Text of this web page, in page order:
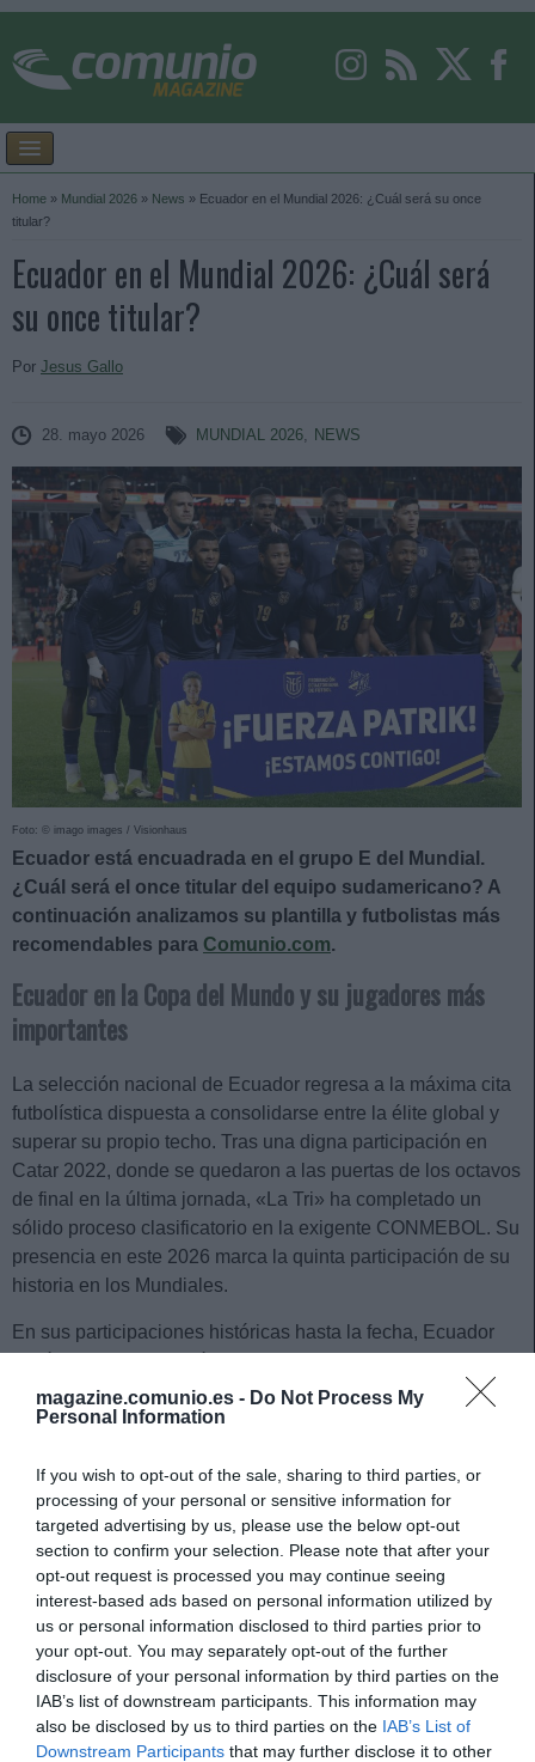
magazine.comunio.es - Do Not Process My
Personal Information
If you wish to opt-out of the sale, sharing to third parties, or
processing of your personal or sensitive information for
targeted advertising by us, please use the below opt-out
section to confirm your selection. Please note that after your
opt-out request is processed you may continue seeing
interest-based ads based on personal information utilized by
us or personal information disclosed to third parties prior to
your opt-out. You may separately opt-out of the further
disclosure of your personal information by third parties on the
IAB’s list of downstream participants. This information may
also be disclosed by us to third parties on the IAB’s List of
Downstream Participants that may further disclose it to other
Home » Mundial 2026 » News » Ecuador en el Mundial 2026: ¿Cuál será su once
titular?
Ecuador en el Mundial 2026: ¿Cuál será
su once titular?
Por Jesus Gallo
28. mayo 2026 MUNDIAL 2026, NEWS
Foto: © imago images / Visionhaus
Ecuador está encuadrada en el grupo E del Mundial.
¿Cuál será el once titular del equipo sudamericano? A
continuación analizamos su plantilla y futbolistas más
recomendables para Comunio.com.
Ecuador en la Copa del Mundo y su jugadores más
importantes
La selección nacional de Ecuador regresa a la máxima cita
futbolística dispuesta a consolidarse entre la élite global y
superar su propio techo. Tras una digna participación en
Catar 2022, donde se quedaron a las puertas de los octavos
de final en la última jornada, «La Tri» ha completado un
sólido proceso clasificatorio en la exigente CONMEBOL. Su
presencia en este 2026 marca la quinta participación de su
historia en los Mundiales.
En sus participaciones históricas hasta la fecha, Ecuador
En aquella ocasión, liderados en el campo por figuras como
Agustín Delgado y Carlos Tenorio, alcanzaron de forma
muy alta ante Inglaterra (1-0) debido a un magistral gol de
tiro libre de David Beckham.
El equipo dirigido por el argentino Sebastián Beccacece
afrontará esta Copa del Mundo fiel a la evolución moderna
de su juego: una tremenda intensidad física, presión alta, un
bloque defensivo sumamente rocoso y transiciones a la
velocidad del rayo.
A diferencia de otras épocas, la plantilla ecuatoriana
presenta hoy una constelación de futbolistas de primer nivel